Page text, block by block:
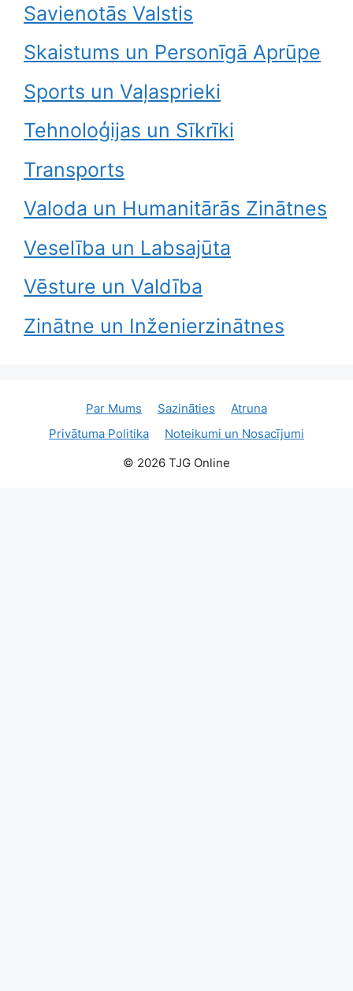
Savienotās Valstis
Skaistums un Personīgā Aprūpe
Sports un Vaļasprieki
Tehnoloģijas un Sīkrīki
Transports
Valoda un Humanitārās Zinātnes
Veselība un Labsajūta
Vēsture un Valdība
Zinātne un Inženierzinātnes
Par Mums Sazināties
Atruna
Privātuma Politika
Noteikumi un Nosacījumi
© 2026 TJG Online